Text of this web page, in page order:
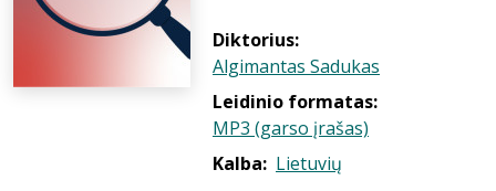
Diktorius:
Algimantas Sadukas
Leidinio formatas:
MP3 (garso įrašas)
Kalba: Lietuvių